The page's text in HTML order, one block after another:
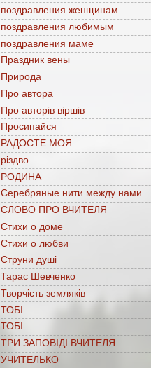
поздравления женщинам
поздравления любимым
поздравления маме
Праздник вены
Природа
Про автора
Про авторів віршів
Просипайся
РАДОСТЕ МОЯ
різдво
РОДИНА
Серебряные нити между нами…
СЛОВО ПРО ВЧИТЕЛЯ
Стихи о доме
Стихи о любви
Струни душі
Тарас Шевченко
Творчість земляків
ТОБІ
ТОБІ…
ТРИ ЗАПОВІДІ ВЧИТЕЛЯ
УЧИТЕЛЬКО